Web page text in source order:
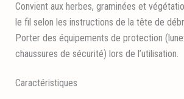
Convient aux herbes, graminées et
le fil selon les instructions de la tête de
Porter des équipements de protection
chaussures de sécurité) lors de l’utilisation.
Caractéristiques